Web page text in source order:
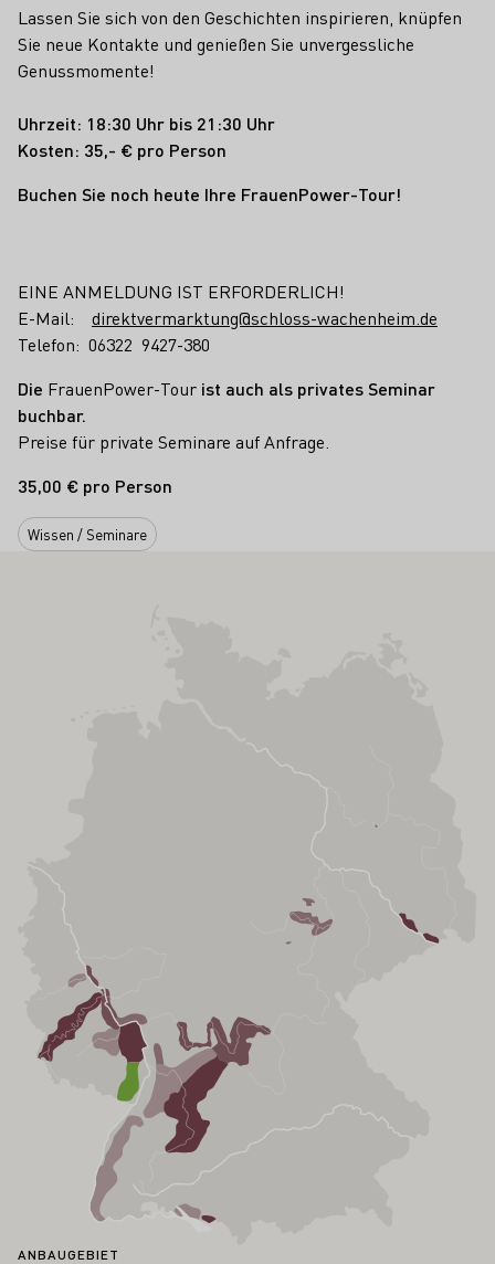
Lassen Sie sich von den Geschichten inspirieren, knüpfen
Sie neue Kontakte und genießen Sie unvergessliche
Genussmomente!
Uhrzeit: 18:30 Uhr bis 21:30 Uhr
Kosten: 35,- € pro Person
Buchen Sie noch heute Ihre FrauenPower-Tour!
EINE ANMELDUNG IST ERFORDERLICH!
E-Mail: direktvermarktung@schloss-wachenheim.de
Telefon: 06322 9427-380
Die FrauenPower-Tour ist auch als privates Seminar
buchbar.
Preise für private Seminare auf Anfrage.
35,00 € pro Person
Wissen / Seminare
ANBAUGEBIET